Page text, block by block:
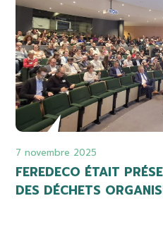
7 novembre 2025
FEREDECO ÉTAIT
DES DÉCHETS